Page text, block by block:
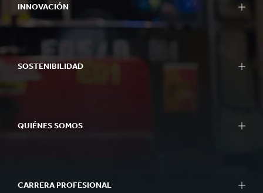
INNOVACIÓN
SOSTENIBILIDAD
QUIÉNES SOMOS
CARRERA PROFESIONAL